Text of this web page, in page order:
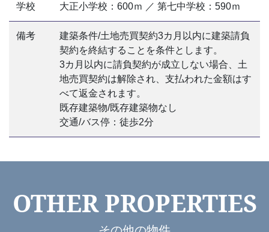
学校 大正小学校：600ｍ ／ 第七中学校：590ｍ
備考
建築条件/土地売買契約3カ月以内に建築請負
契約を終結することを条件とします。
3カ月以内に請負契約が成立しない場合、土
地売買契約は解除され、支払われた金額はす
べて返金されます。
既存建築物/既存建築物なし
交通/バス停：徒歩2分
OTHER PROPERTIES